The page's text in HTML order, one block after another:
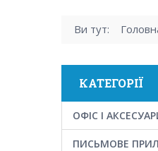
Ви тут:
КАТЕГОРІЇ
ОФІС І
ПИСЬМОВЕ